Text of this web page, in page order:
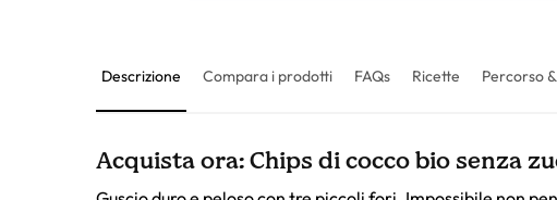
Descrizione Compara i prodotti FAQs Ricette Percorso
Acquista ora: Chips di cocco bio senza